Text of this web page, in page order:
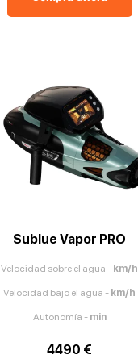
Sublue Vapor PRO
Velocidad sobre el agua - km/h
Velocidad bajo el agua - km/h
Autonomía - min
4490 €